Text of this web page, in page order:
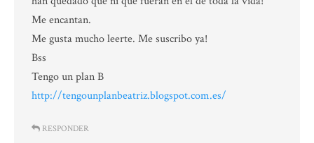
Me encantan.
Me gusta mucho leerte. Me suscribo ya!
Bss
Tengo un plan B
http://tengounplanbeatriz.blogspot.com.es/
RESPONDER